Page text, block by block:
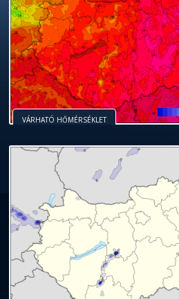
VÁRHATÓ HŐMÉRSÉKLET